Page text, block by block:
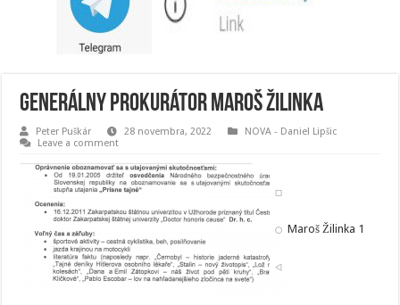
Generálny prokurátor Maroš Žilinka
Peter Puškár 28 novembra, 2022
NOVA - Daniel Lipšic
Leave a comment
Maroš Žilinka 1